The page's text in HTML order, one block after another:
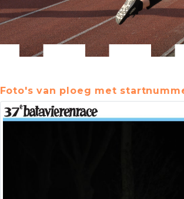
Foto's van ploeg met